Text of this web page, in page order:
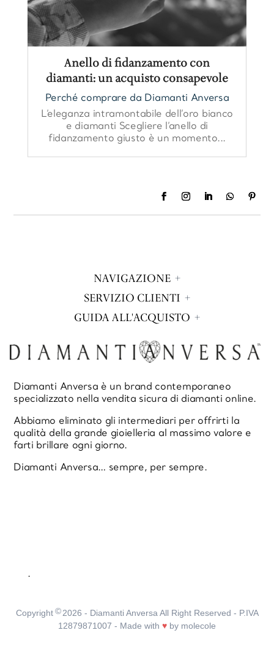
Anello di fidanzamento con
diamanti: un acquisto consapevole
Perché comprare da Diamanti Anversa
L’eleganza intramontabile dell’oro bianco
e diamanti Scegliere l’anello di
fidanzamento giusto è un momento...
NAVIGAZIONE
SERVIZIO CLIENTI
GUIDA ALL'ACQUISTO
Diamanti Anversa è un brand contemporaneo
specializzato nella vendita sicura di diamanti online.
Abbiamo eliminato gli intermediari per offrirti la
qualità della grande gioielleria al massimo valore e
farti brillare ogni giorno.
Diamanti Anversa… sempre, per sempre.
.
Copyright© 2026 - Diamanti Anversa All Right Reserved - P.IVA
12879871007 - Made with ♥ by molecole